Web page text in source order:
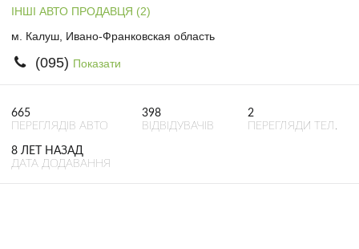
ІНШІ АВТО ПРОДАВЦЯ (2)
м. Калуш, Ивано-Франковская область
(095) Показати
665
ПЕРЕГЛЯДІВ АВТО
398
ВІДВІДУВАЧІВ
2
ПЕРЕГЛЯДИ ТЕЛ.
8 ЛЕТ НАЗАД
ДАТА ДОДАВАННЯ